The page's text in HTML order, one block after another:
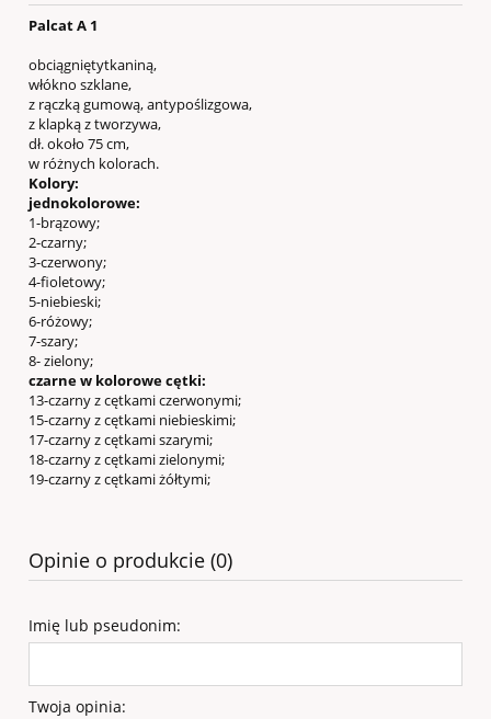
Palcat A 1
obciągniętytkaniną,
włókno szklane,
z rączką gumową, antypoślizgowa,
z klapką z tworzywa,
dł. około 75 cm,
w różnych kolorach.
Kolory:
jednokolorowe:
1-brązowy;
2-czarny;
3-czerwony;
4-fioletowy;
5-niebieski;
6-różowy;
7-szary;
8- zielony;
czarne w kolorowe cętki:
13-czarny z cętkami czerwonymi;
15-czarny z cętkami niebieskimi;
17-czarny z cętkami szarymi;
18-czarny z cętkami zielonymi;
19-czarny z cętkami żółtymi;
Opinie o produkcie (0)
Imię lub pseudonim:
Twoja opinia: